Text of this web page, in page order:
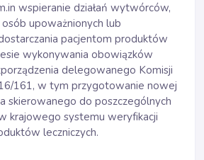
wspieranie działań wytwórców,
upoważnionych lub
pacjentom produktów
wykonywania obowiązków
delegowanego Komisji
161, w tym przygotowanie nowej
skierowanego do poszczególnych
krajowego systemu weryfikacji
leczniczych.